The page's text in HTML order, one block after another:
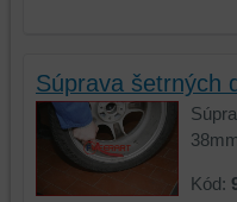
Súprava šetrných
Kód: